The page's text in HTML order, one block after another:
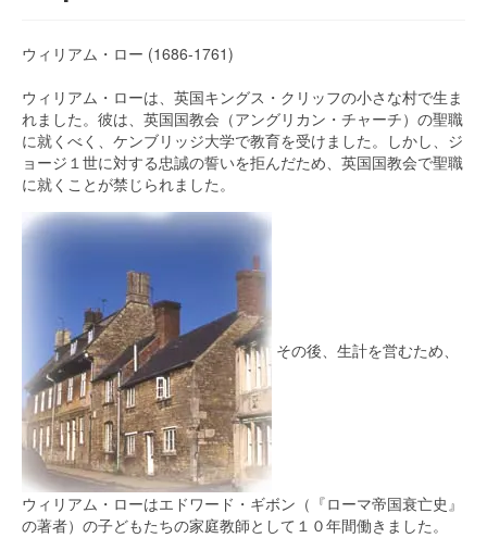
ウィリアム・ロー (1686-1761)
ウィリアム・ローは、英国キングス・クリッフの小さな村で生ま
れました。彼は、英国国教会（アングリカン・チャーチ）の聖職
に就くべく、ケンブリッジ大学で教育を受けました。しかし、ジ
ョージ１世に対する忠誠の誓いを拒んだため、英国国教会で聖職
に就くことが禁じられました。
その後、生計を営むため、
ウィリアム・ローはエドワード・ギボン（『ローマ帝国衰亡史』
の著者）の子どもたちの家庭教師として１０年間働きました。